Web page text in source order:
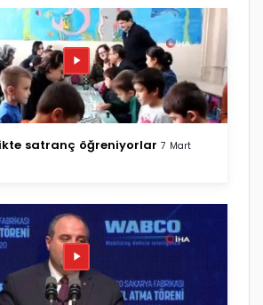
satranç öğreniyorlar 7 Mart